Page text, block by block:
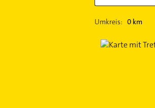
Umkreis: 0km